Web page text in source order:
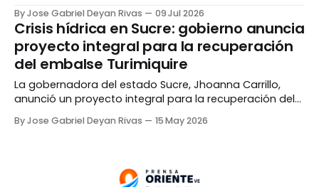
gobierno venezolano se encuentran estudiando la
importación de viviendas prefabricadas para los
damnificados por los terremotos. Durante una
entrevista concedida a EFE, Fletcher detalló que el
Ejecutivo nacional
By Jose Gabriel Deyan Rivas 09 Jul 2026
Crisis hídrica en Sucre: gobierno anuncia
proyecto integral para la recuperación
del embalse Turimiquire
La gobernadora del estado Sucre, Jhoanna Carrillo,
anunció un proyecto integral para la recuperación del
hídrica que afecta a gran parte de la entidad. Carrillo
By Jose Gabriel Deyan Rivas 15 May 2026